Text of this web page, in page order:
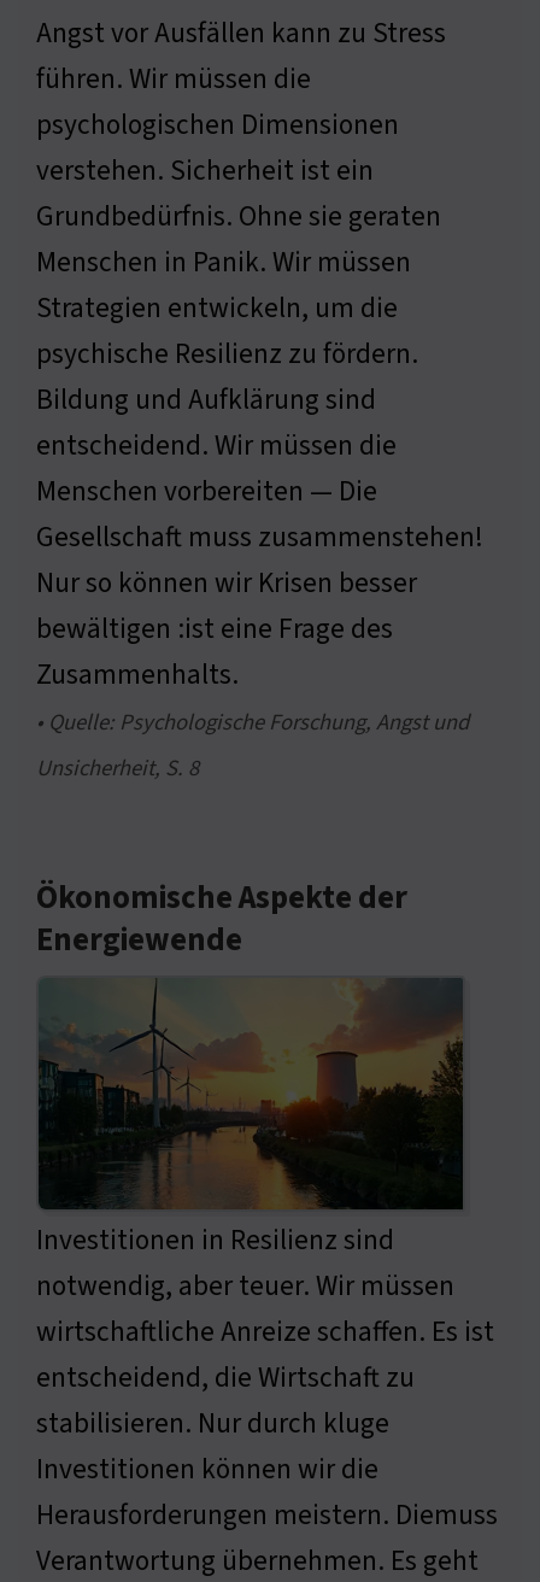
Angst vor Ausfällen kann zu Stress
führen. Wir müssen die
psychologischen Dimensionen
verstehen. Sicherheit ist ein
Grundbedürfnis. Ohne sie geraten
Menschen in Panik. Wir müssen
Strategien entwickeln, um die
psychische Resilienz zu fördern.
Bildung und Aufklärung sind
entscheidend. Wir müssen die
Menschen vorbereiten — Die
Gesellschaft muss zusammenstehen!
Nur so können wir Krisen besser
bewältigen :ist eine Frage des
Zusammenhalts.
• Quelle: Psychologische Forschung, Angst und
Unsicherheit, S. 8
Ökonomische Aspekte der
Energiewende
Investitionen in Resilienz sind
notwendig, aber teuer. Wir müssen
wirtschaftliche Anreize schaffen. Es ist
entscheidend, die Wirtschaft zu
stabilisieren. Nur durch kluge
Investitionen können wir die
Herausforderungen meistern. Diemuss
Verantwortung übernehmen. Es geht